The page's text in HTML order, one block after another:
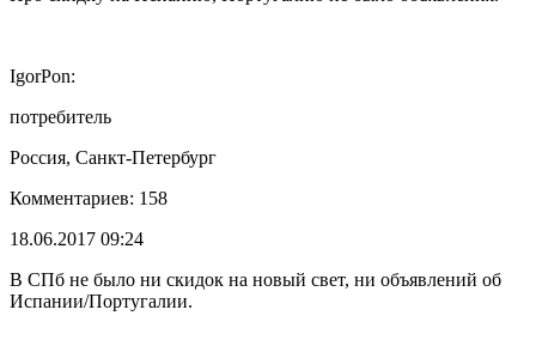
IgorPon:
потребитель
Россия, Санкт-Петербург
Комментариев: 158
18.06.2017 09:24
В СПб не было ни скидок на новый свет, ни объявлений об
Испании/Португалии.